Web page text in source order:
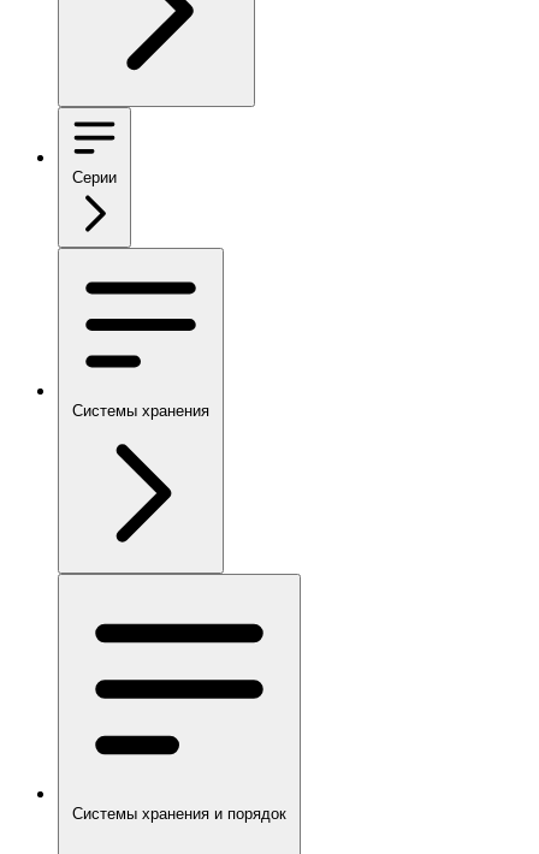
Серии
Системы хранения
Системы хранения и порядок